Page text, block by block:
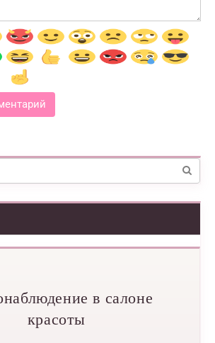
в салоне
красоты